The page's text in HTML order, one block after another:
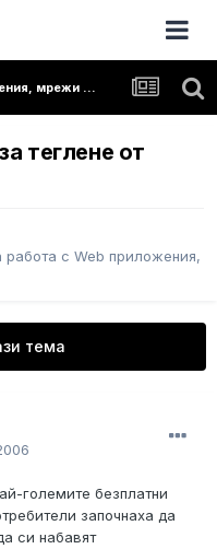
Ръководства за работа с Web приложения, мрежи и Интернет
теглене от
работа с Web приложения,
тема
големите безплатни
започнаха да
си набавят